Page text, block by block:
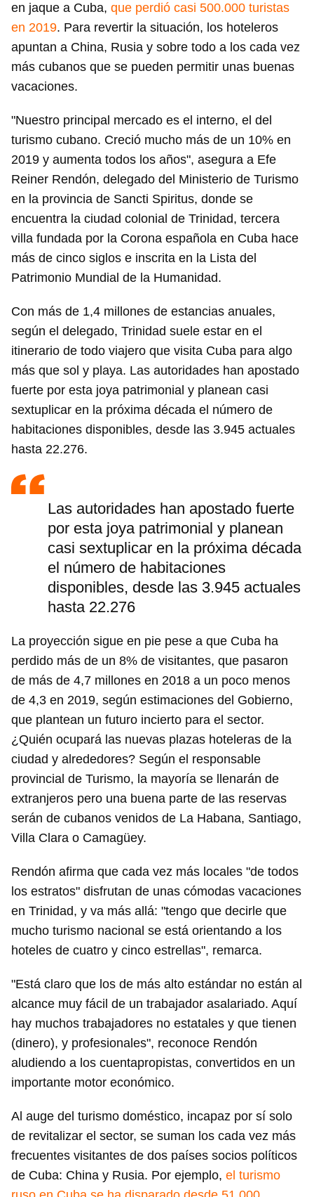
en jaque a Cuba, que perdió casi 500.000 turistas
en 2019. Para revertir la situación, los hoteleros
apuntan a China, Rusia y sobre todo a los cada vez
más cubanos que se pueden permitir unas buenas
vacaciones.
"Nuestro principal mercado es el interno, el del
turismo cubano. Creció mucho más de un 10% en
2019 y aumenta todos los años", asegura a Efe
Reiner Rendón, delegado del Ministerio de Turismo
en la provincia de Sancti Spiritus, donde se
encuentra la ciudad colonial de Trinidad, tercera
villa fundada por la Corona española en Cuba hace
más de cinco siglos e inscrita en la Lista del
Patrimonio Mundial de la Humanidad.
Con más de 1,4 millones de estancias anuales,
según el delegado, Trinidad suele estar en el
itinerario de todo viajero que visita Cuba para algo
más que sol y playa. Las autoridades han apostado
fuerte por esta joya patrimonial y planean casi
sextuplicar en la próxima década el número de
habitaciones disponibles, desde las 3.945 actuales
hasta 22.276.
Las autoridades han apostado fuerte
por esta joya patrimonial y planean
casi sextuplicar en la próxima década
el número de habitaciones
disponibles, desde las 3.945 actuales
hasta 22.276
La proyección sigue en pie pese a que Cuba ha
perdido más de un 8% de visitantes, que pasaron
de más de 4,7 millones en 2018 a un poco menos
de 4,3 en 2019, según estimaciones del Gobierno,
que plantean un futuro incierto para el sector.
¿Quién ocupará las nuevas plazas hoteleras de la
ciudad y alrededores? Según el responsable
provincial de Turismo, la mayoría se llenarán de
extranjeros pero una buena parte de las reservas
serán de cubanos venidos de La Habana, Santiago,
Villa Clara o Camagüey.
Rendón afirma que cada vez más locales "de todos
los estratos" disfrutan de unas cómodas vacaciones
en Trinidad, y va más allá: "tengo que decirle que
mucho turismo nacional se está orientando a los
hoteles de cuatro y cinco estrellas", remarca.
"Está claro que los de más alto estándar no están al
alcance muy fácil de un trabajador asalariado. Aquí
hay muchos trabajadores no estatales y que tienen
(dinero), y profesionales", reconoce Rendón
aludiendo a los cuentapropistas, convertidos en un
importante motor económico.
Al auge del turismo doméstico, incapaz por sí solo
de revitalizar el sector, se suman los cada vez más
frecuentes visitantes de dos países socios políticos
de Cuba: China y Rusia. Por ejemplo, el turismo